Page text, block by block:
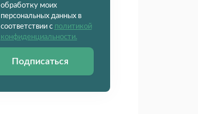
обработку моих
персональных данных в
соответствии с политикой
конфиденциальности.
Подписаться